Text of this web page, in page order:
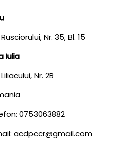
Nr. 35, Bl. 15
Iulia
Nr. 2B
0753063882
acdpccr@gmail.com